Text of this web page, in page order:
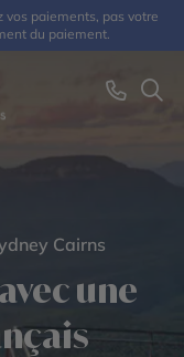
vos paiements, pas votre
du paiement.
Cairns
une